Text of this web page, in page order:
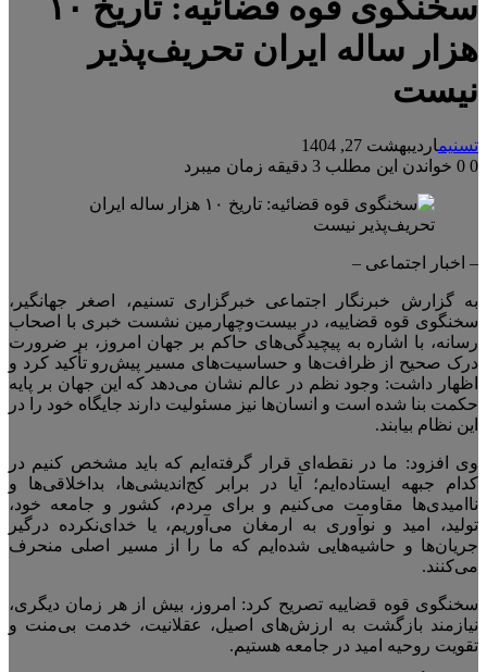
سخنگوی قوه قضائیه: تاریخ ۱۰
هزار ساله ایران تحریف‌پذیر
نیست
تسنیماردیبهشت 27, 1404
0
خواندن این مطلب 3 دقیقه زمان میبرد
– اخبار اجتماعی –
به گزارش خبرنگار اجتماعی خبرگزاری تسنیم، اصغر جهانگیر،
سخنگوی قوه قضاییه، در بیست‌و‌چهارمین نشست خبری با اصحاب
رسانه، با اشاره به پیچیدگی‌های حاکم بر جهان امروز، بر ضرورت
درک صحیح از ظرافت‌ها و حساسیت‌های مسیر پیش‌رو تأکید کرد و
اظهار داشت: وجود نظم در عالم نشان می‌دهد که این جهان بر پایه
حکمت بنا شده است و انسان‌ها نیز مسئولیت دارند جایگاه خود را در
این نظام بیابند.
وی افزود: ما در نقطه‌ای قرار گرفته‌ایم که باید مشخص کنیم در
کدام جبهه ایستاده‌ایم؛ آیا در برابر کج‌اندیشی‌ها، بداخلاقی‌ها و
ناامیدی‌ها مقاومت می‌کنیم و برای مردم، کشور و جامعه خود،
تولید، امید و نوآوری به ارمغان می‌آوریم، یا خدای‌نکرده درگیر
جریان‌ها و حاشیه‌هایی شده‌ایم که ما را از مسیر اصلی منحرف
می‌کنند.
سخنگوی قوه قضاییه تصریح کرد: امروز، بیش از هر زمان دیگری،
نیازمند بازگشت به ارزش‌های اصیل، عقلانیت، خدمت بی‌منت و
تقویت روحیه امید در جامعه هستیم.